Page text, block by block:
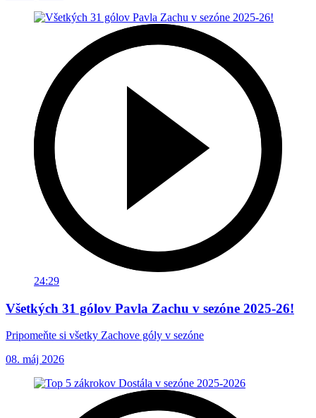
24:29
Všetkých 31 gólov Pavla Zachu v sezóne 2025-26!
Pripomeňte si všetky Zachove góly v sezóne
08. máj 2026